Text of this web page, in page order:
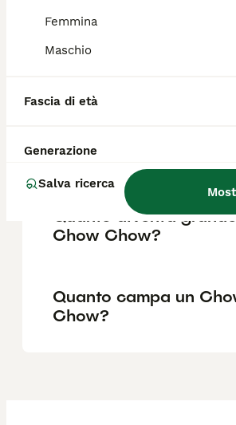
Femmina
Maschio
Fascia di età
Generazione
Salva ricerca
Come capire se un
Chow?
Quanto diventa
Chow Chow?
Quanto campa un
Chow?